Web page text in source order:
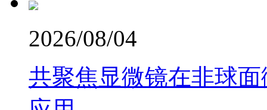
2026/08/04
共聚焦显微镜在非球